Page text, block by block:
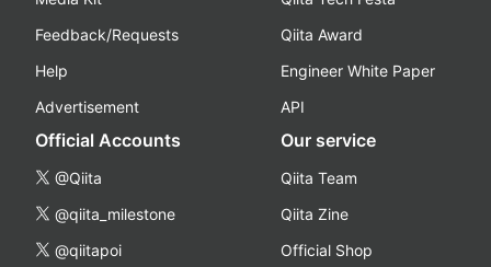
Feedback/Requests
Help
Advertisement
Qiita Award
Engineer White Paper
API
Official Accounts
@Qiita
@qiita_milestone
@qiitapoi
Our service
Qiita Team
Qiita Zine
Official Shop